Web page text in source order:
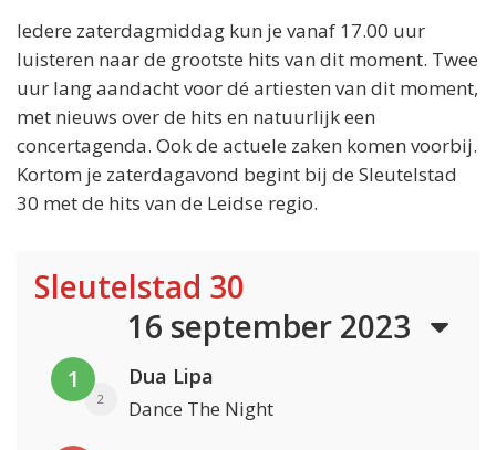
Iedere zaterdagmiddag kun je vanaf 17.00 uur
luisteren naar de grootste hits van dit moment. Twee
uur lang aandacht voor dé artiesten van dit moment,
met nieuws over de hits en natuurlijk een
concertagenda. Ook de actuele zaken komen voorbij.
Kortom je zaterdagavond begint bij de Sleutelstad
30 met de hits van de Leidse regio.
Sleutelstad 30
16 september 2023
1
2
Dua Lipa
Dance The Night